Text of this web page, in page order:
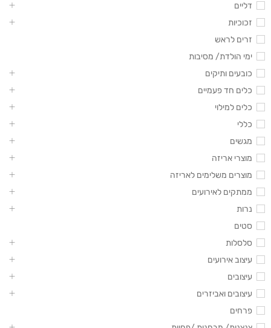
דליים
זכוכיות
זרים לראש
ימי הולדת/ מסיבות
כובעים ותיקים
כלים חד פעמיים
כלים למילוי
כללי
מגשים
מוצרי אריזה
מוצרים משלימים לאריזה
ממתקים לאירועים
נרות
סטים
סלסלות
עיצוב אירועים
עיצובים
עיצובים ואביזרים
פרחים